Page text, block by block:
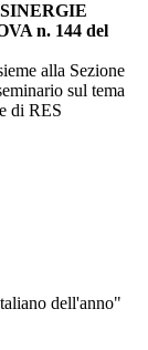
n. 144 del
alla Sezione
sul tema
di RES
dell'anno"